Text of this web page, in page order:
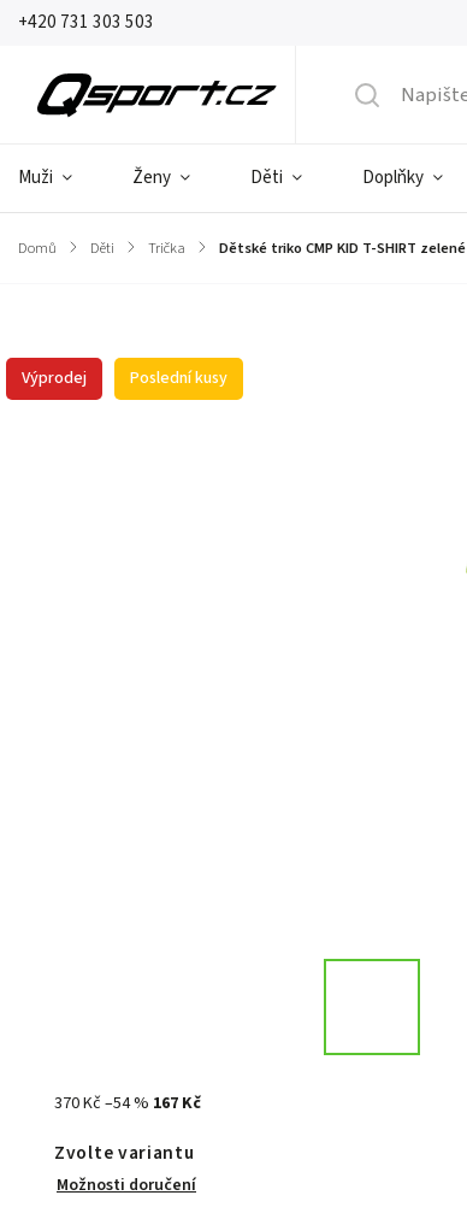
+420 731 303 503
Muži Ženy Děti Doplňky
Domů / Děti / Trička / Dětské triko CMP KID T-SHIRT zelené
Výprodej Poslední kusy
370 Kč–54 % 167 Kč
Zvolte variantu
Možnosti doručení